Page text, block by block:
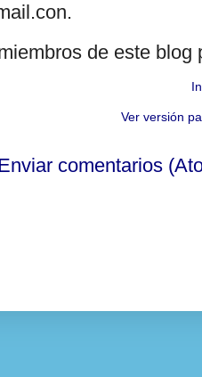
de este
Ver versión
comentarios